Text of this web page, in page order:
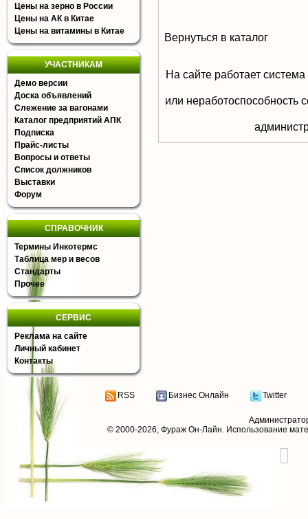
Цены на зерно в России
Цены на АК в Китае
Цены на витамины в Китае
УЧАСТНИКАМ
Демо версии
Доска объявлений
Слежение за вагонами
Каталог предприятий АПК
Подписка
Прайс-листы
Вопросы и ответы
Список должников
Выставки
Форум
СПРАВОЧНИК
Термины Инкотермс
Таблица мер и весов
Стандарты
Прочее
СЕРВИС
Реклама на сайте
Личный кабинет
Контакты
Вернуться в каталог
На сайте работает
или неработоспособность
RSS Бизнес Онлайн Twitter
© 2000-2026, Фураж Он-Лайн. Использование